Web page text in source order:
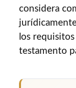
considera
los
testamento